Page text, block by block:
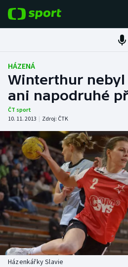
Fotbal
Hokej
Tenis
Atletika
Cyklistika
DALŠÍ SPORTY
Americký fotbal
Baseball a softbal
Basketbal
NEPŘEHLÉDNĚTE
Soutěže
Historické návraty
HÁZENÁ
Winterthur nebyl
ani napodruhé
ČT sport
10. 11. 2013 | Zdroj: ČTK
Házenkářky Slavie